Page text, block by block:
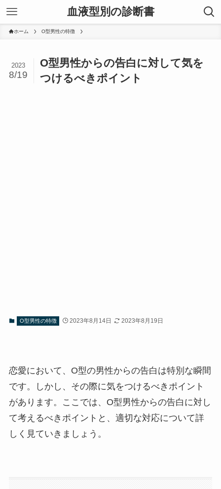
血液型別の診断書
ホーム O型男性の特徴
O型男性からの告白に対して気を
つけるべきポイント
2023
8/19
O型男性の特徴 2023年8月14日 2023年8月19日
恋愛において、O型の男性からの告白は特別な瞬間
です。しかし、その際に気をつけるべきポイント
があります。ここでは、O型男性からの告白に対し
て考えるべきポイントと、適切な対応について詳
しく見ていきましょう。